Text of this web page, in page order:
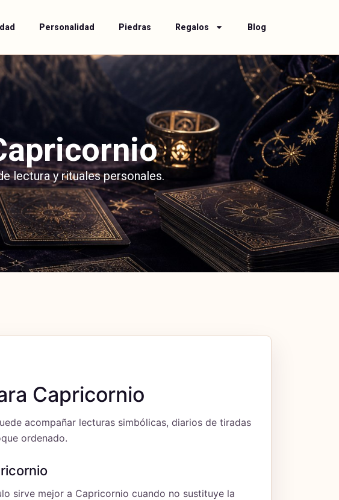
Personalidad Piedras Regalos Blog
lectura y rituales personales.
Capricornio
acompañar lecturas simbólicas, diarios de tiradas
ordenado.
sirve mejor a Capricornio cuando no sustituye la